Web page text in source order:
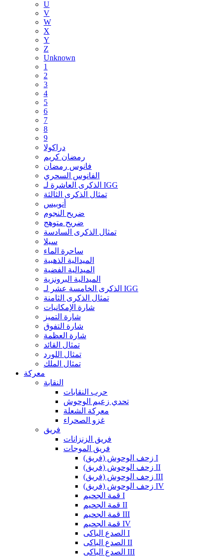
U
V
W
X
Y
Z
Unknown
1
2
3
4
5
6
7
8
9
دراكولا
رمضان كريم
فانوس رمضان
الفانوس السحري
الذكرى العاشرة لـ IGG
تمثال الذكرى الثالثة
أنوبيس
ضريح النجوم
ضريح متوهج
تمثال الذكرى السادسة
سيلا
ساحرة الماء
الميدالية الذهبية
الميدالية الفضية
الميدالية البرونزية
الذكرى الخامسة عشر لـ IGG
تمثال الذكرى الثامنة
شارة الإمكانيات
شارة التميز
شارة التفوق
شارة العظمة
تمثال القائد
تمثال اللورد
تمثال الملك
معركة
النقابة
حرب النقابات
تحدي زعيم الوحوش
معركة الشعلة
غزو الصحراء
فريق
فريق الزنزانات
فريق الموجات
زحف الوحوش (فريق) I
زحف الوحوش (فريق) II
زحف الوحوش (فريق) III
زحف الوحوش (فريق) IV
قمة الجحيم I
قمة الجحيم II
قمة الجحيم III
قمة الجحيم IV
الصدع الباكى I
الصدع الباكى II
الصدع الباكى III